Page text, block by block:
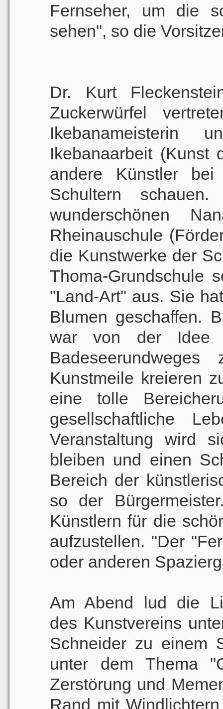
Fernseher, um die
sehen", so die
Dr. Kurt
Zuckerwürfel
Ikebanaarbeit (Kunst
andere Künstler
Schultern
wunderschönen
Rheinauschule
die Kunstwerke der
Thoma-Grundschule
"Land-Art" aus. Sie
Blumen geschaffen.
war von der Idee
Kunstmeile kreieren
eine tolle
gesellschaftliche
Veranstaltung wird
bleiben und einen
Bereich der
so der
Künstlern für die
aufzustellen. "Der
oder anderen
Am Abend lud die
des Kunstvereins
Schneider zu einem
unter dem Thema
Zerstörung und
Rand mit